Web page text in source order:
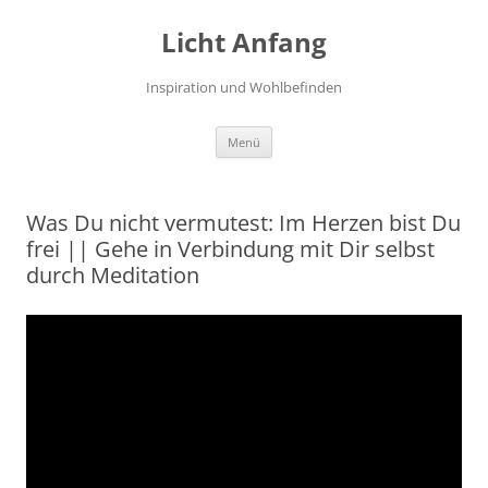
Licht Anfang
Inspiration und Wohlbefinden
Menü
Was Du nicht vermutest: Im Herzen bist Du
frei || Gehe in Verbindung mit Dir selbst
durch Meditation